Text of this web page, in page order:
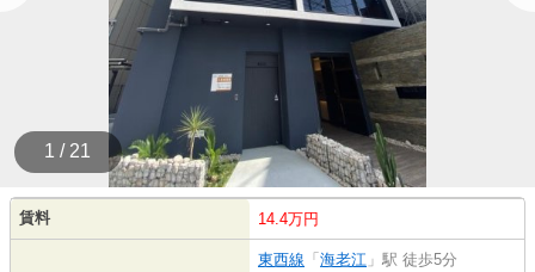
1 / 21
賃料 14.4万円
東西線 「 海老江 」駅 徒歩5分